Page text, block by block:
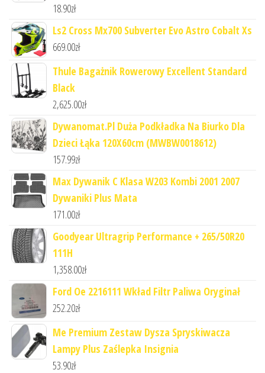
18.90zł
Ls2 Cross Mx700 Subverter Evo Astro Cobalt Xs
669.00zł
Thule Bagażnik Rowerowy Excellent Standard
Black
2,625.00zł
Dywanomat.Pl Duża Podkładka Na Biurko Dla
Dzieci Łąka 120X60cm (MWBW0018612)
157.99zł
Max Dywanik C Klasa W203 Kombi 2001 2007
Dywaniki Plus Mata
171.00zł
Goodyear Ultragrip Performance + 265/50R20
111H
1,358.00zł
Ford Oe 2216111 Wkład Filtr Paliwa Oryginał
252.20zł
Me Premium Zestaw Dysza Spryskiwacza
Lampy Plus Zaślepka Insignia
53.90zł